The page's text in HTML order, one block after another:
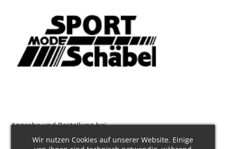
Anprobe und Bestellung bei
Sport Mode Schäbel GmbH
Wir nutzen Cookies auf unserer Website. Einige